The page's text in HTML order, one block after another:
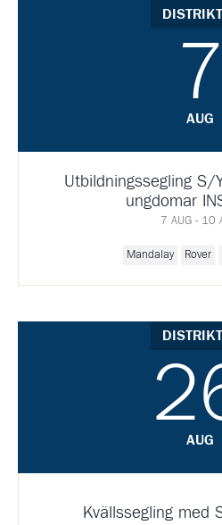
7
AUG
Utbildningssegling S/
ungdomar
7 AUG - 10
Mandalay Rover
AUG
Kvällssegling med